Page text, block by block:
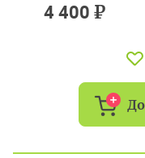
4 400 ₽